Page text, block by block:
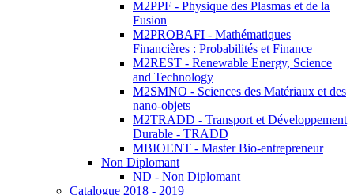
M2PPF - Physique des Plasmas et de la
Fusion
M2PROBAFI - Mathématiques
Financières : Probabilités et Finance
M2REST - Renewable Energy, Science
and Technology
M2SMNO - Sciences des Matériaux et des
nano-objets
M2TRADD - Transport et Développement
Durable - TRADD
MBIOENT - Master Bio-entrepreneur
Non Diplomant
ND - Non Diplomant
Catalogue 2018 - 2019